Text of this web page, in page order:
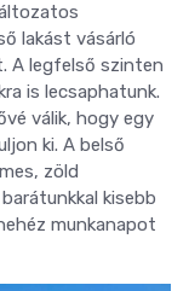
lakást vásárló
A legfelső szinten
is lecsaphatunk.
válik, hogy egy
ki. A belső
zöld
kisebb
munkanapot